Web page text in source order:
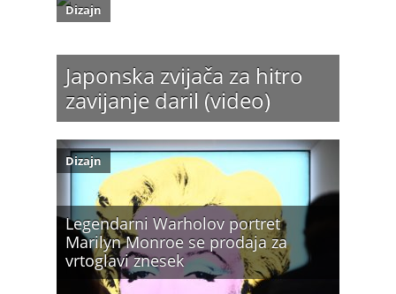
Japonska zvijača za hitro
zavijanje daril (video)
Dizajn
Legendarni Warholov portret
Marilyn Monroe se prodaja za
vrtoglavi znesek
Dizajn